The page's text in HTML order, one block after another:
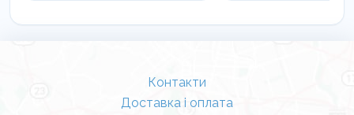
Контакти
Доставка і оплата